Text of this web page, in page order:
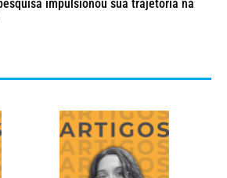
impulsionou sua trajetória na